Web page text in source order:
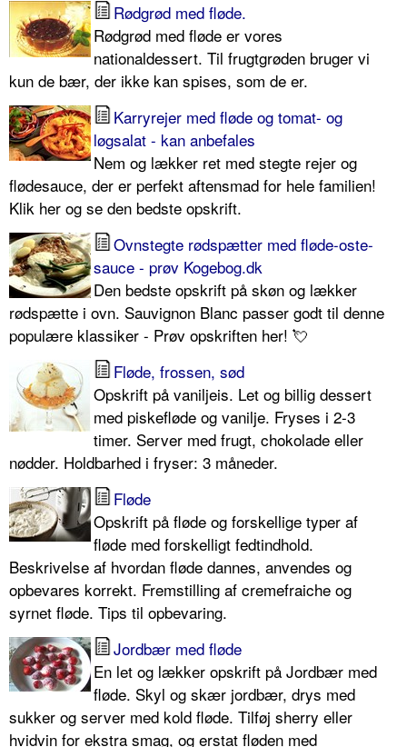
Rødgrød med fløde.
Rødgrød med fløde er vores
nationaldessert. Til frugtgrøden bruger vi
kun de bær, der ikke kan spises, som de er.
Karryrejer med fløde og tomat- og
løgsalat - kan anbefales
Nem og lækker ret med stegte rejer og
flødesauce, der er perfekt aftensmad for hele familien!
Klik her og se den bedste opskrift.
Ovnstegte rødspætter med fløde-oste-
sauce - prøv Kogebog.dk
Den bedste opskrift på skøn og lækker
rødspætte i ovn. Sauvignon Blanc passer godt til denne
populære klassiker - Prøv opskriften her! 💘
Fløde, frossen, sød
Opskrift på vaniljeis. Let og billig dessert
med piskefløde og vanilje. Fryses i 2-3
timer. Server med frugt, chokolade eller
nødder. Holdbarhed i fryser: 3 måneder.
Fløde
Opskrift på fløde og forskellige typer af
fløde med forskelligt fedtindhold.
Beskrivelse af hvordan fløde dannes, anvendes og
opbevares korrekt. Fremstilling af cremefraiche og
syrnet fløde. Tips til opbevaring.
Jordbær med fløde
En let og lækker opskrift på Jordbær med
fløde. Skyl og skær jordbær, drys med
sukker og server med kold fløde. Tilføj sherry eller
hvidvin for ekstra smag, og erstat fløden med